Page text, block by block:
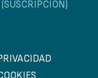
(SUSCRIPCIÓN)